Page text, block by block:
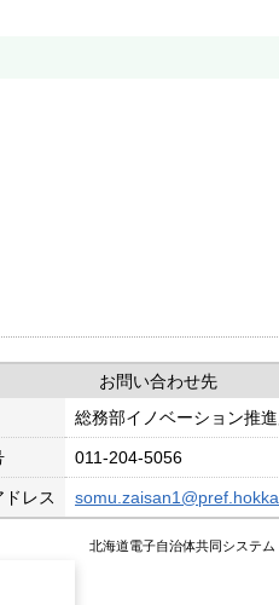
お問い合わせ先
総務部イノベーション推
011-204-5056
ドレス
北海道電子自治体共同システム